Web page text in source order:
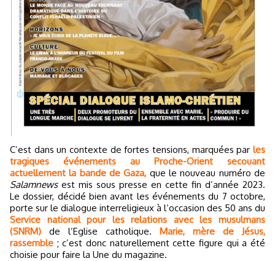
C’est dans un contexte de fortes tensions, marquées par les
tragiques événements au Proche-Orient secouant
actuellement la bande de Gaza, que le nouveau numéro de
Salamnewsest mis sous presse en cette fin d’année 2023.
Le dossier, décidé bien avant les événements du 7 octobre,
porte sur le dialogue interreligieux à l’occasion des 50 ans du
Service national pour les relations avec les musulmans
(SNRM) de l’Eglise catholique. Marie, mère de Jésus,
rassemble ; c’est donc naturellement cette figure qui a été
choisie pour faire la Une du magazine.